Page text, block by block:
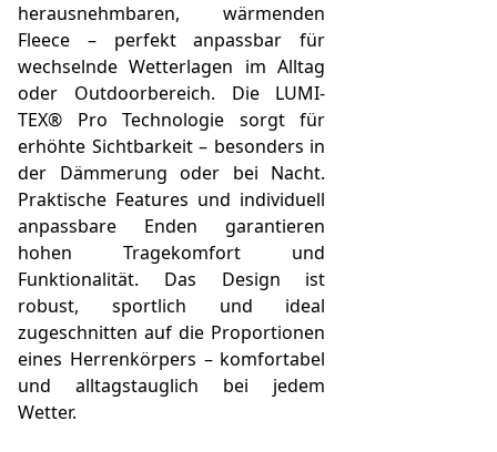
herausnehmbaren, wärmenden
Fleece – perfekt anpassbar für
wechselnde Wetterlagen im Alltag
oder Outdoorbereich. Die LUMI-
TEX® Pro Technologie sorgt für
erhöhte Sichtbarkeit – besonders in
der Dämmerung oder bei Nacht.
Praktische Features und individuell
anpassbare Enden garantieren
hohen Tragekomfort und
Funktionalität. Das Design ist
robust, sportlich und ideal
zugeschnitten auf die Proportionen
eines Herrenkörpers – komfortabel
und alltagstauglich bei jedem
Wetter.